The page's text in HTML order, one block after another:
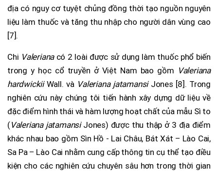
địa có nguy cơ tuyệt chủng đồng thời tạo nguồn nguyên
liệu làm thuốc và tăng thu nhập cho người dân vùng cao
[7].
Chi Valeriana có 2 loài được sử dụng làm thuốc phổ biến
trong y học cổ truyền ở Việt Nam bao gồm Valeriana
hardwickiiWall. và Valeriana jatamansiJones [8]. Trong
nghiên cứu này chúng tôi tiến hành xây dựng dữ liệu về
đặc điểm hình thái và hàm lượng hoạt chất của mẫu Sì to
(Valeriana jatamansiJones) được thu thập ở 3 địa điểm
khác nhau bao gồm Sìn Hồ - Lai Châu, Bát Xát – Lào Cai,
Sa Pa – Lào Cai nhằm cung cấp thông tin cụ thể tạo điều
kiện cho các nghiên cứu chuyên sâu hơn trong thời gian